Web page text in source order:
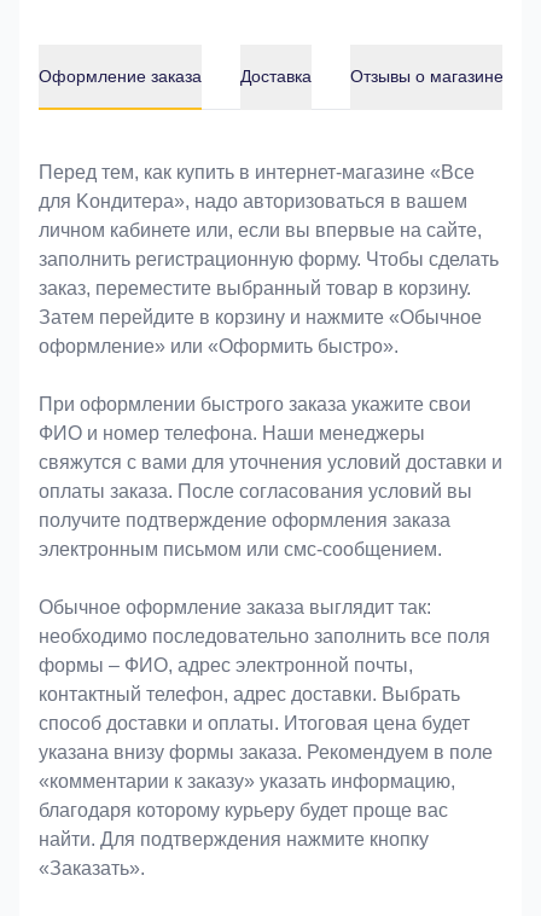
Оформление заказа Доставка Отзывы о магазине
Оформление заказа
Перед тем, как купить в интернет-магазине «Bce
для Koндитeрa», надо авторизоваться в вашем
личном кабинете или, если вы впервые на сайте,
заполнить регистрационную форму. Чтобы сделать
заказ, переместите выбранный товар в корзину.
Затем перейдите в корзину и нажмите «Обычное
оформление» или «Оформить быстро».
При оформлении быстрого заказа укажите свои
ФИО и номер телефона. Наши менеджеры
свяжутся с вами для уточнения условий доставки и
оплаты заказа. После согласования условий вы
получите подтверждение оформления заказа
электронным письмом или смс-сообщением.
Обычное оформление заказа выглядит так:
необходимо последовательно заполнить все поля
формы – ФИО, адрес электронной почты,
контактный телефон, адрес доставки. Выбрать
способ доставки и оплаты. Итоговая цена будет
указана внизу формы заказа. Рекомендуем в поле
«комментарии к заказу» указать информацию,
благодаря которому курьеру будет проще вас
найти. Для подтверждения нажмите кнопку
«Заказать».